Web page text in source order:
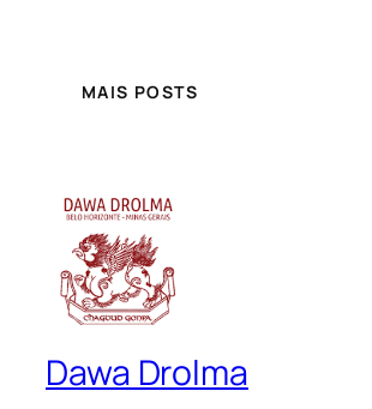
MAIS POSTS
Dawa Drolma